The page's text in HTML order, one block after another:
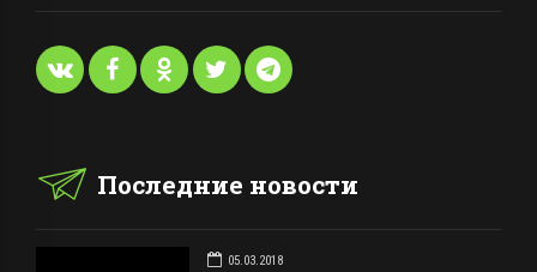
Последние новости
05.03.2018